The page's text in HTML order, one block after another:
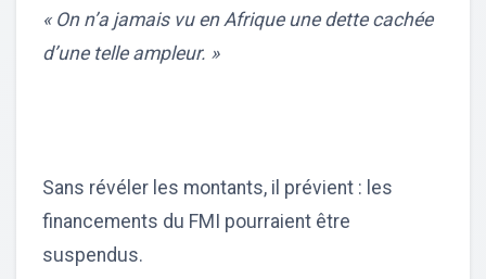
« On n’a jamais vu en Afrique une dette cachée
d’une telle ampleur. »
Sans révéler les montants, il prévient : les
financements du FMI pourraient être
suspendus.